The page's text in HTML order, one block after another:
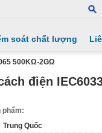
soát chất lượng
500KΩ-2GΩ
điện
phẩm:
Trung Quốc